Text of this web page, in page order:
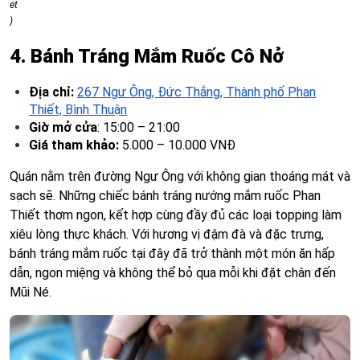
et
)
4. Bánh Tráng Mắm Ruốc Cô Nở
Địa chỉ: 267 Ngư Ông, Đức Thắng, Thành phố Phan
Thiết, Bình Thuận
Giờ mở cửa: 15:00 – 21:00
Giá tham khảo: 5.000 – 10.000 VNĐ
Quán nằm trên đường Ngư Ông với không gian thoáng mát và
sạch sẽ. Những chiếc bánh tráng nướng mắm ruốc Phan
Thiết thơm ngon, kết hợp cùng đầy đủ các loại topping làm
xiêu lòng thực khách. Với hương vị đậm đà và đặc trưng,
bánh tráng mắm ruốc tại đây đã trở thành một món ăn hấp
dẫn, ngon miệng và không thể bỏ qua mỗi khi đặt chân đến
Mũi Né.